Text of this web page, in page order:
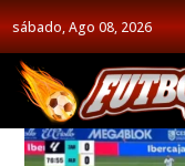
sábado, Ago 08, 2026